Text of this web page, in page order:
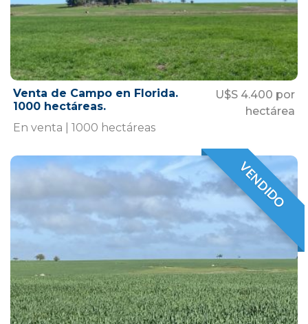
Venta de Campo en Florida.
1000 hectáreas.
U$S 4.400 por
hectárea
En venta | 1000 hectáreas
VENDIDO
VENDIDO